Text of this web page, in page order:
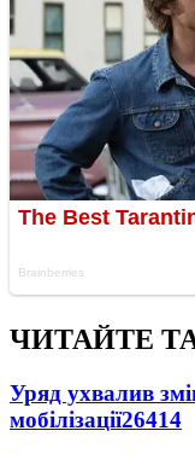
ЧИТАЙТЕ
Уряд ухвалив
мобілізації26414